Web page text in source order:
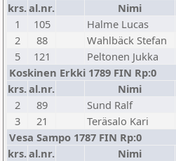
krs.al.nr. Nimi
1
105 Halme Lucas
2
88 Wahlbäck Stefan
5
121 Peltonen Jukka
Koskinen Erkki 1789 FIN Rp:0
krs.al.nr. Nimi
2
89 Sund Ralf
3
21 Teräsalo Kari
Vesa Sampo 1787 FIN Rp:0
krs.al.nr. Nimi